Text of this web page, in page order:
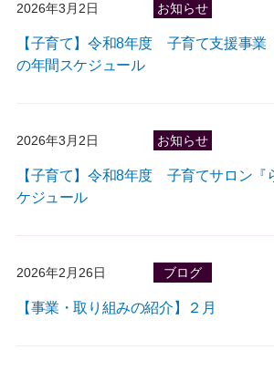
2026年3月2日 お知らせ
【子育て】令和8年度 子育て支援事業
の年間スケジュール
2026年3月2日 お知らせ
【子育て】令和8年度 子育てサロン『
ケジュール
2026年2月26日 ブログ
【事業・取り組みの紹介】２月